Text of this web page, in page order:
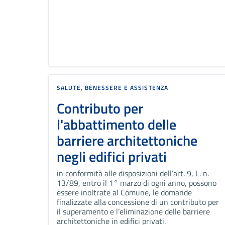
SALUTE, BENESSERE E ASSISTENZA
Contributo per
l'abbattimento delle
barriere architettoniche
negli edifici privati
in conformità alle disposizioni dell’art. 9, L. n.
13/89, entro il 1° marzo di ogni anno, possono
essere inoltrate al Comune, le domande
finalizzate alla concessione di un contributo per
il superamento e l’eliminazione delle barriere
architettoniche in edifici privati.